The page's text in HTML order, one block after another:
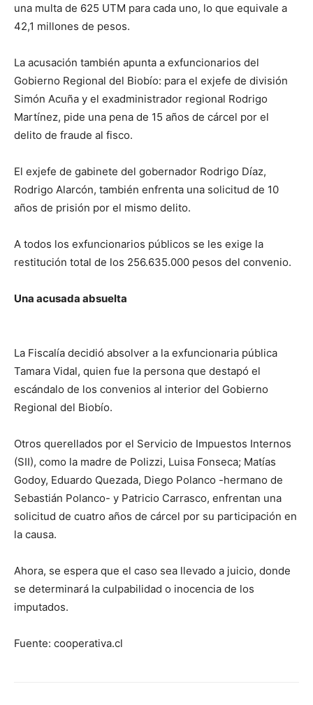
una multa de 625 UTM para cada uno, lo que equivale a
42,1 millones de pesos.
La acusación también apunta a exfuncionarios del
Gobierno Regional del Biobío: para el exjefe de división
Simón Acuña y el exadministrador regional Rodrigo
Martínez, pide una pena de 15 años de cárcel por el
delito de fraude al fisco.
El exjefe de gabinete del gobernador Rodrigo Díaz,
Rodrigo Alarcón, también enfrenta una solicitud de 10
años de prisión por el mismo delito.
A todos los exfuncionarios públicos se les exige la
restitución total de los 256.635.000 pesos del convenio.
Una acusada absuelta
La Fiscalía decidió absolver a la exfuncionaria pública
Tamara Vidal, quien fue la persona que destapó el
escándalo de los convenios al interior del Gobierno
Regional del Biobío.
Otros querellados por el Servicio de Impuestos Internos
(SII), como la madre de Polizzi, Luisa Fonseca; Matías
Godoy, Eduardo Quezada, Diego Polanco -hermano de
Sebastián Polanco- y Patricio Carrasco, enfrentan una
solicitud de cuatro años de cárcel por su participación en
la causa.
Ahora, se espera que el caso sea llevado a juicio, donde
se determinará la culpabilidad o inocencia de los
imputados.
Fuente: cooperativa.cl